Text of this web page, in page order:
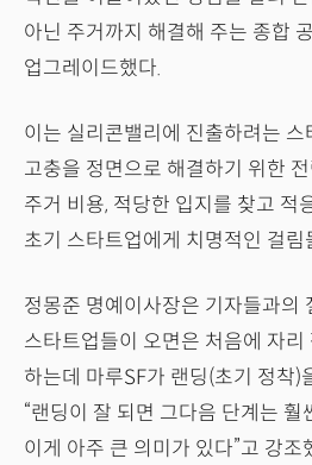
아닌 주거까지 해결해 주는 종합
업그레이드했다.
이는 실리콘밸리에 진출하려는
고충을 정면으로 해결하기 위한
주거 비용, 적당한 입지를 찾고 적
초기 스타트업에게 치명적인 걸
정몽준 명예이사장은 기자들과의
스타트업들이 오면은 처음에 자리
하는데 마루SF가 랜딩(초기 정착)
“랜딩이 잘 되면 그다음 단계는 훨
이게 아주 큰 의미가 있다”고 강조